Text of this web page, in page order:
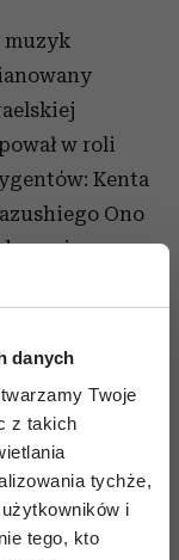
danych
Twoje
z takich
tychże,
i
tego, kto
muzyk
w roli
Kenta
Ono
również
instrumenty
Ensemble.